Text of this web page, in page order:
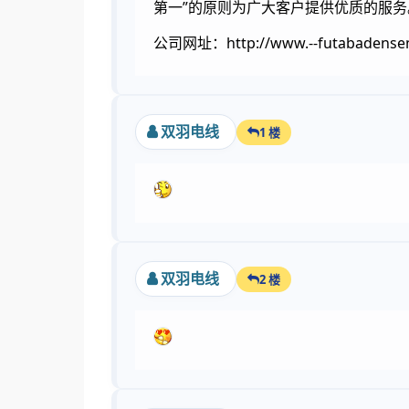
第一”的原则为广大客户提供优质的服务
公司网址：http://www.--
双羽电线 1 楼
双羽电线 2 楼